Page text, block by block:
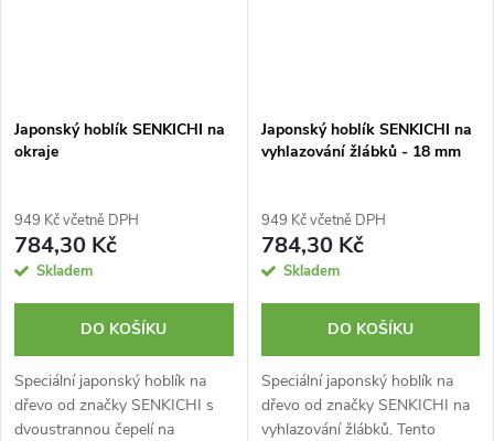
Japonský hoblík SENKICHI na
okraje
949 Kč včetně DPH
784,30 Kč
Skladem
DO KOŠÍKU
Speciální japonský hoblík na
dřevo od značky SENKICHI s
dvoustrannou čepelí na
Japonský hoblík SENKICHI na
vyhlazování žlábků - 18 mm
949 Kč včetně DPH
784,30 Kč
Skladem
DO KOŠÍKU
Speciální japonský hoblík na
dřevo od značky SENKICHI na
vyhlazování žlábků. Tento